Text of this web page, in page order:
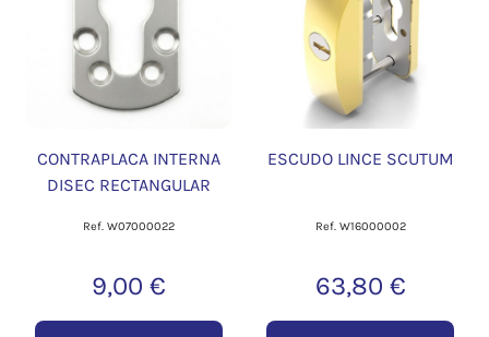
CONTRAPLACA INTERNA
DISEC RECTANGULAR
Ref. W07000022
9,00 €
ESCUDO LINCE SCUTUM
Ref. W16000002
63,80 €